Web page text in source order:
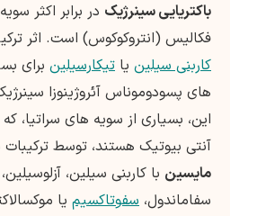
باکتریایی سینرژیک در برابر اکثر
فکالیس (انتروکوکوس) است. اثر
کاربنی سیلین یا تیکارسیلین برای
های پسودوموناس آئروژینوزا
این، بسیاری از سویه های سراتیا،
آنتی بیوتیک هستند، توسط
مایسین با کاربنی سیلین،
سفاماندول، سفوتاکسیم یا